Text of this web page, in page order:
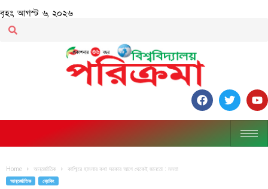
বৃহঃ, আগস্ট ৬, ২০২৬
Home আন্তর্জাতিক কাশ্মিরে হামলার কথা সরকার আগে থেকেই জানতো : মমতা
আন্তর্জাতিক ব্রেকিং